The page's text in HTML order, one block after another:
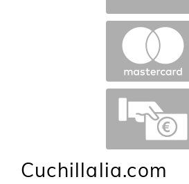
Cuchillalia.com